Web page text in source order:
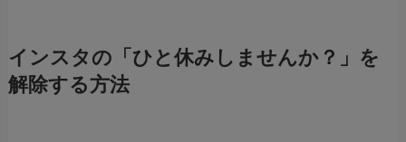
インスタの「ひと休みしませんか？」を
解除する方法